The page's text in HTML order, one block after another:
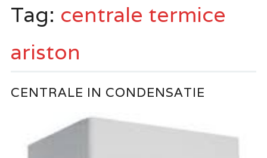
Tag: centrale termice
ariston
CENTRALE IN CONDENSATIE